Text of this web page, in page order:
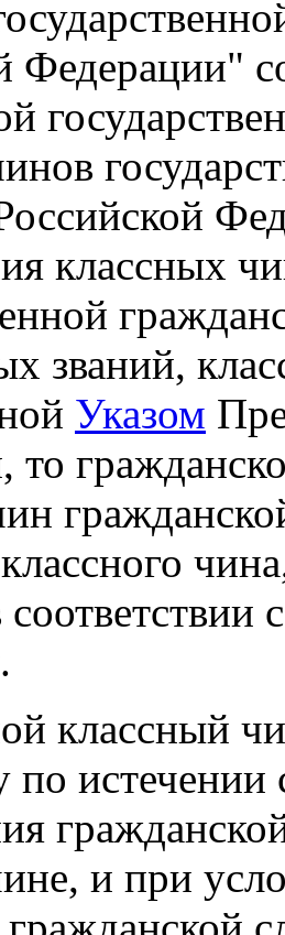
Федерации"
классных
званий,
Указом
то
классный
истечении
и при